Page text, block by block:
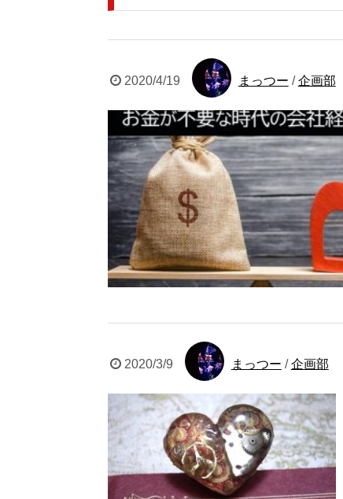
2020/4/19 まっつー /企画部
2020/3/9 まっつー /企画部